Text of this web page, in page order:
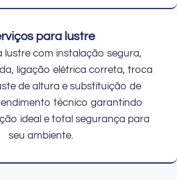
para lustre
lustre com instalação segura,
ligação elétrica correta, troca
de altura e substituição de
técnico garantindo
ideal e total segurança para
seu ambiente.